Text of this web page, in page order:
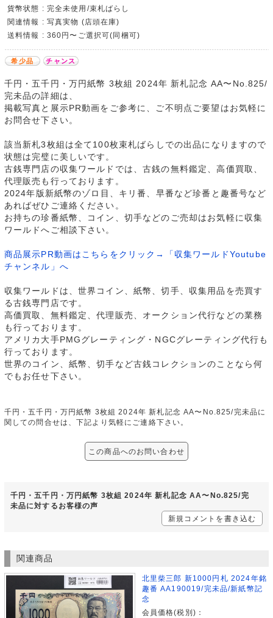
貨幣状態 : 完全未使用/束札ばらし
関連情報 : 写真実物 (店頭在庫)
送料情報 : 360円〜ご選択可(同梱可)
希少品 チャンス
千円・五千円・万円紙幣 3枚組 2024年 新札記念 AA〜No.825/
完未品の詳細は、
掲載写真と展示PR動画をご参考に、ご不明点ご要望はお気軽に
お問合せ下さい。
該当新札3枚組は全て100枚束札ばらしでの出品になりますので
状態は完璧に美しいです。
古銭専門店の収集ワールドでは、古銭の無料鑑定、高価買取、
代理販売も行っております。
2024年版新紙幣のゾロ目、キリ番、早番など珍番と趣番号など
あればぜひご連絡ください。
お持ちの珍番紙幣、コイン、切手などのご売却はお気軽に収集
ワールドへご相談下さい。
商品展示PR動画はこちらをクリック→「収集ワールドYoutube
チャンネル」へ
収集ワールドは、世界コイン、紙幣、切手、収集用品を売買す
る古銭専門店です。
高価買取、無料鑑定、代理販売、オークション代行などの業務
も行っております。
アメリカ大手PMGグレーティング・NGCグレーティング代行も
行っております。
世界のコイン、紙幣、切手など古銭コレクションのことなら何
でもお任せ下さい。
千円・五千円・万円紙幣 3枚組 2024年 新札記念 AA〜No.825/完未品に
関しての問合せは、下記より気軽にご連絡下さい。
この商品へのお問い合わせ
千円・五千円・万円紙幣 3枚組 2024年 新札記念 AA〜No.825/完
未品に対するお客様の声
新規コメントを書き込む
関連商品
北里柴三郎 新1000円札 2024年銘
趣番 AA190019/完未品/新紙幣記
念
会員価格(税別)：